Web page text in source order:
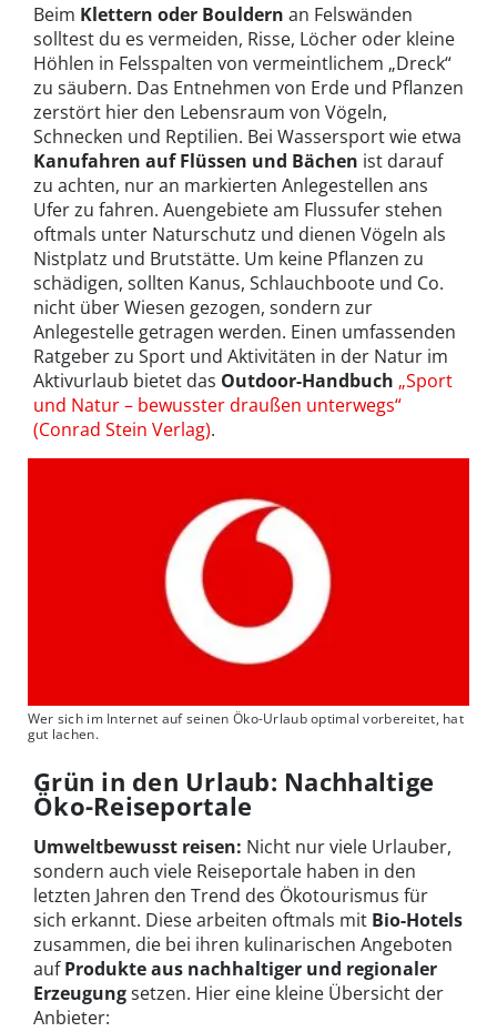
Beim Klettern oder Bouldern an Felswänden
solltest du es vermeiden, Risse, Löcher oder kleine
Höhlen in Felsspalten von vermeintlichem „Dreck“
zu säubern. Das Entnehmen von Erde und Pflanzen
zerstört hier den Lebensraum von Vögeln,
Schnecken und Reptilien. Bei Wassersport wie etwa
Kanufahren auf Flüssen und Bächen ist darauf
zu achten, nur an markierten Anlegestellen ans
Ufer zu fahren. Auengebiete am Flussufer stehen
oftmals unter Naturschutz und dienen Vögeln als
Nistplatz und Brutstätte. Um keine Pflanzen zu
schädigen, sollten Kanus, Schlauchboote und Co.
nicht über Wiesen gezogen, sondern zur
Anlegestelle getragen werden. Einen umfassenden
Ratgeber zu Sport und Aktivitäten in der Natur im
Aktivurlaub bietet das Outdoor-Handbuch „Sport
und Natur – bewusster draußen unterwegs“
(Conrad Stein Verlag).
Wer sich im Internet auf seinen Öko-Urlaub optimal vorbereitet, hat
gut lachen.
Grün in den Urlaub: Nachhaltige
Öko-Reiseportale
Umweltbewusst reisen: Nicht nur viele Urlauber,
sondern auch viele Reiseportale haben in den
letzten Jahren den Trend des Ökotourismus für
sich erkannt. Diese arbeiten oftmals mit Bio-Hotels
zusammen, die bei ihren kulinarischen Angeboten
aufProdukte aus nachhaltiger und regionaler
Erzeugungsetzen. Hier eine kleine Übersicht der
Anbieter: